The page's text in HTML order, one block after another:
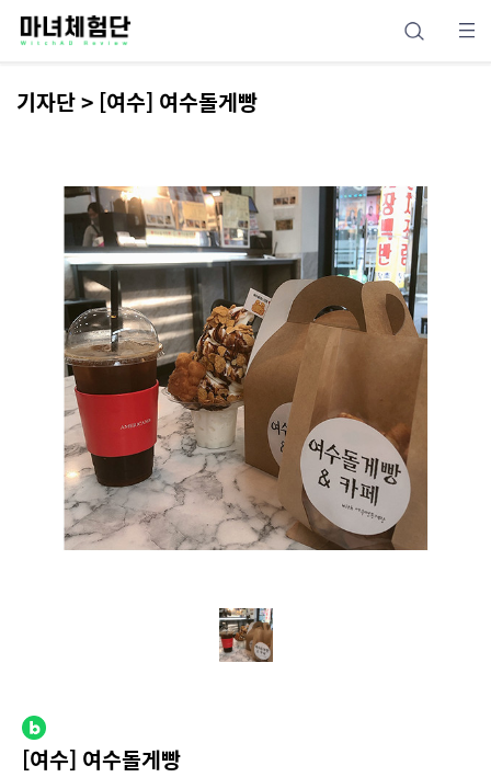
기자단 > [여수] 여수돌게빵
[여수] 여수돌게빵